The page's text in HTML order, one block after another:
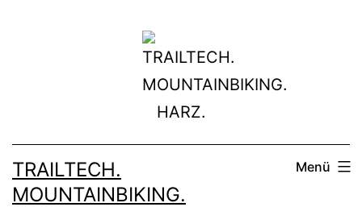
TRAILTECH.
MOUNTAINBIKING.
Menü